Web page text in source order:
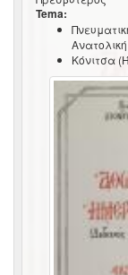
Tema:
Κόνιτσα